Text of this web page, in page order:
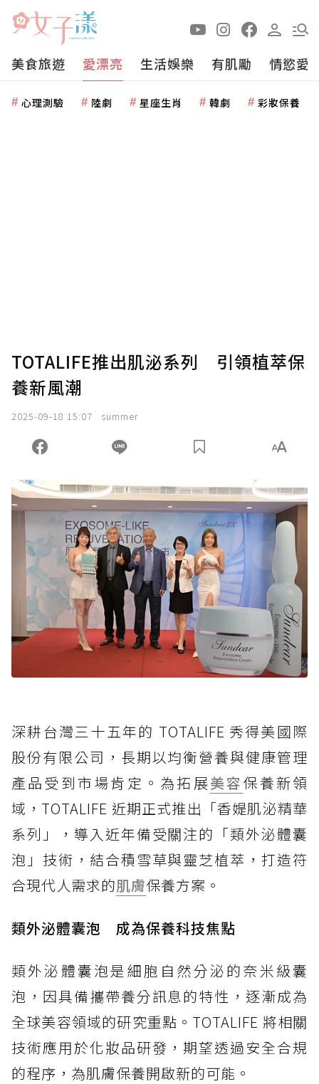
美食旅遊 愛漂亮 生活娛樂 有肌勵 情慾愛
心理測驗 陸劇 星座生肖 韓劇 彩妝保養
TOTALIFE推出肌泌系列 引領植萃保
養新風潮
2025-09-18 15:07 summer
深耕台灣三十五年的 TOTALIFE 秀得美國際
股份有限公司，長期以均衡營養與健康管理
產品受到市場肯定。為拓展美容保養新領
域，TOTALIFE 近期正式推出「香媞肌泌精華
系列」，導入近年備受關注的「類外泌體囊
泡」技術，結合積雪草與靈芝植萃，打造符
合現代人需求的肌膚保養方案。
類外泌體囊泡 成為保養科技焦點
類外泌體囊泡是細胞自然分泌的奈米級囊
泡，因具備攜帶養分訊息的特性，逐漸成為
全球美容領域的研究重點。TOTALIFE 將相關
技術應用於化妝品研發，期望透過安全合規
的程序，為肌膚保養開啟新的可能。